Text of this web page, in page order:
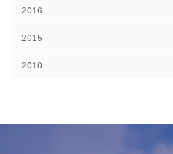
2016
2015
2010